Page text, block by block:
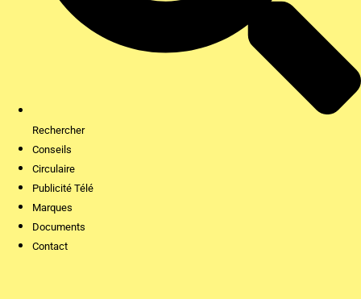
Rechercher
Conseils
Circulaire
Publicité Télé
Marques
Documents
Contact